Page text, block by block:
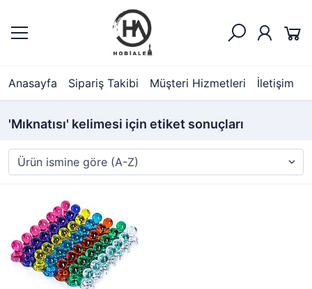
Anasayfa Sipariş Takibi Müşteri Hizmetleri İletişim
'Mıknatısı' kelimesi için etiket sonuçları